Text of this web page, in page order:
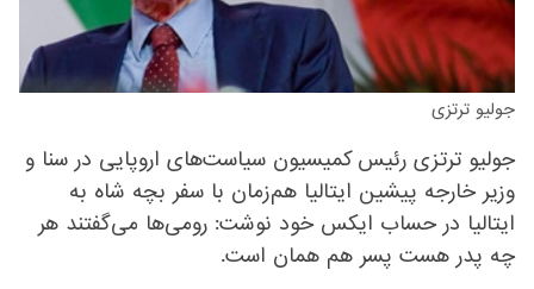
جولیو ترتزی
جولیو ترتزی رئیس کمیسیون سیاست‌های اروپایی در سنا و
وزیر خارجه پیشین ایتالیا هم‌زمان با سفر بچه شاه به
ایتالیا در حساب ایکس خود نوشت: رومی‌ها می‌گفتند هر
چه پدر هست پسر هم همان است.